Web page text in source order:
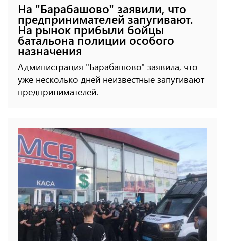
На "Барабашово" заявили, что
предпринимателей запугивают.
На рынок прибыли бойцы
батальона полиции особого
назначения
Администрация "Барабашово" заявила, что
уже несколько дней неизвестные запугивают
предпринимателей.